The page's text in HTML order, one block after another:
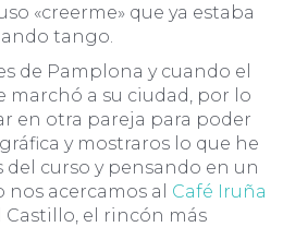
«creerme» que ya estaba
tango.
de Pamplona y cuando el
marchó a su ciudad, por lo
en otra pareja para poder
y mostraros lo que he
curso y pensando en un
nos acercamos al Café Iruña
Castillo, el rincón más